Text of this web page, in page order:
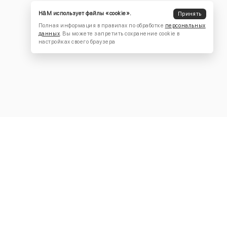
H&M использует файлы «cookie».
Принять
Полная информация в правилах по обработке персональных
данных. Вы можете запретить сохранение cookie в
настройках своего браузера